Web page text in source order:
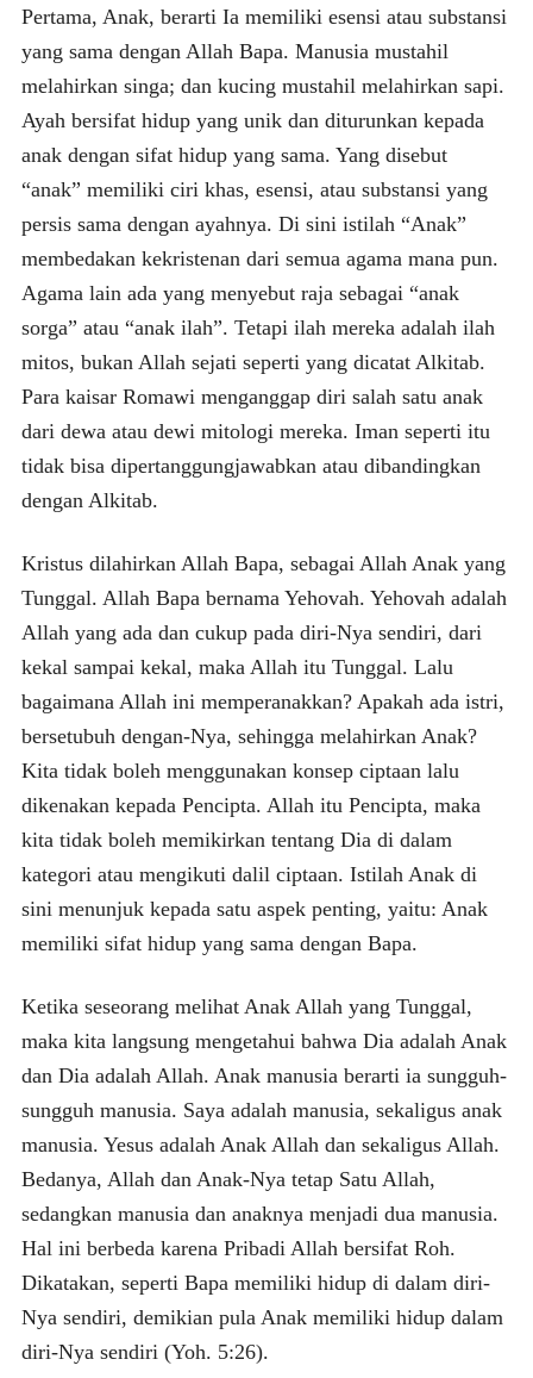
Pertama, Anak, berarti Ia memiliki esensi atau substansi
yang sama dengan Allah Bapa. Manusia mustahil
melahirkan singa; dan kucing mustahil melahirkan sapi.
Ayah bersifat hidup yang unik dan diturunkan kepada
anak dengan sifat hidup yang sama. Yang disebut
“anak” memiliki ciri khas, esensi, atau substansi yang
persis sama dengan ayahnya. Di sini istilah “Anak”
membedakan kekristenan dari semua agama mana pun.
Agama lain ada yang menyebut raja sebagai “anak
sorga” atau “anak ilah”. Tetapi ilah mereka adalah ilah
mitos, bukan Allah sejati seperti yang dicatat Alkitab.
Para kaisar Romawi menganggap diri salah satu anak
dari dewa atau dewi mitologi mereka. Iman seperti itu
tidak bisa dipertanggungjawabkan atau dibandingkan
dengan Alkitab.
Kristus dilahirkan Allah Bapa, sebagai Allah Anak yang
Tunggal. Allah Bapa bernama Yehovah. Yehovah adalah
Allah yang ada dan cukup pada diri-Nya sendiri, dari
kekal sampai kekal, maka Allah itu Tunggal. Lalu
bagaimana Allah ini memperanakkan? Apakah ada istri,
bersetubuh dengan-Nya, sehingga melahirkan Anak?
Kita tidak boleh menggunakan konsep ciptaan lalu
dikenakan kepada Pencipta. Allah itu Pencipta, maka
kita tidak boleh memikirkan tentang Dia di dalam
kategori atau mengikuti dalil ciptaan. Istilah Anak di
sini menunjuk kepada satu aspek penting, yaitu: Anak
memiliki sifat hidup yang sama dengan Bapa.
Ketika seseorang melihat Anak Allah yang Tunggal,
maka kita langsung mengetahui bahwa Dia adalah Anak
dan Dia adalah Allah. Anak manusia berarti ia sungguh-
sungguh manusia. Saya adalah manusia, sekaligus anak
manusia. Yesus adalah Anak Allah dan sekaligus Allah.
Bedanya, Allah dan Anak-Nya tetap Satu Allah,
sedangkan manusia dan anaknya menjadi dua manusia.
Hal ini berbeda karena Pribadi Allah bersifat Roh.
Dikatakan, seperti Bapa memiliki hidup di dalam diri-
Nya sendiri, demikian pula Anak memiliki hidup dalam
diri-Nya sendiri (Yoh. 5:26).